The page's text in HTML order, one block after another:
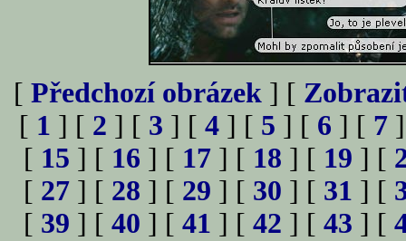
[ Předchozí obrázek ] [
[ 1 ] [ 2 ] [ 3 ] [ 4 ] [ 5 ] [ 6 ] [ 7
[ 15 ] [ 16 ] [ 17 ] [ 18 ] [ 19 ] [
[ 27 ] [ 28 ] [ 29 ] [ 30 ] [ 31 ] [
[ 39 ] [ 40 ] [ 41 ] [ 42 ] [ 43 ] [